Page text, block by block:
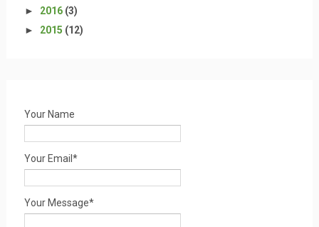
► 2016 (3)
► 2015 (12)
Your Name
Your Email*
Your Message*